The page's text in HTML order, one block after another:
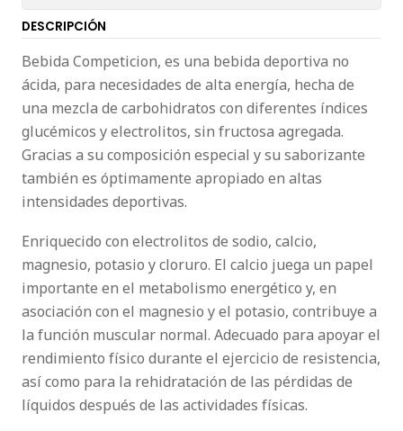
DESCRIPCIÓN
Bebida Competicion, es una bebida deportiva no
ácida, para necesidades de alta energía, hecha de
una mezcla de carbohidratos con diferentes índices
glucémicos y electrolitos, sin fructosa agregada.
Gracias a su composición especial y su saborizante
también es óptimamente apropiado en altas
intensidades deportivas.
Enriquecido con electrolitos de sodio, calcio,
magnesio, potasio y cloruro. El calcio juega un papel
importante en el metabolismo energético y, en
asociación con el magnesio y el potasio, contribuye a
la función muscular normal. Adecuado para apoyar el
rendimiento físico durante el ejercicio de resistencia,
así como para la rehidratación de las pérdidas de
líquidos después de las actividades físicas.